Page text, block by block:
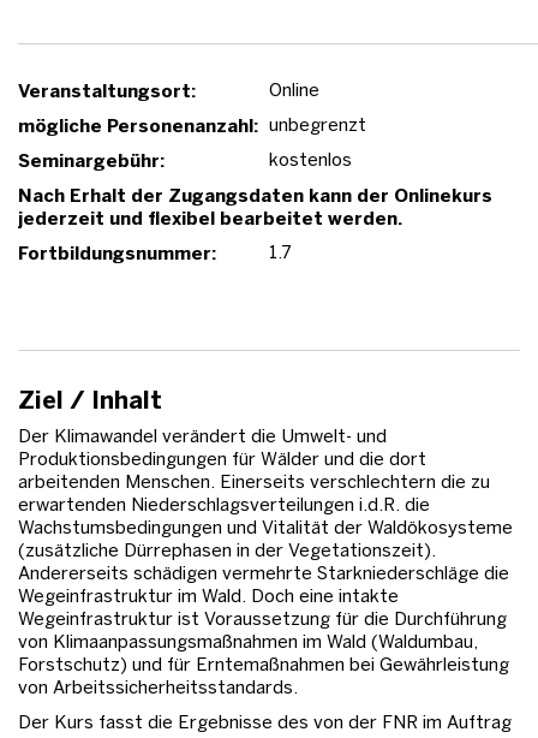
Veranstaltungsort:
Online
mögliche Personenanzahl: unbegrenzt
Seminargebühr:
kostenlos
Nach Erhalt der Zugangsdaten kann der Onlinekurs
jederzeit und flexibel bearbeitet werden.
Fortbildungsnummer:
1.7
Ziel / Inhalt
Der Klimawandel verändert die Umwelt- und
Produktionsbedingungen für Wälder und die dort
arbeitenden Menschen. Einerseits verschlechtern die zu
erwartenden Niederschlagsverteilungen i.d.R. die
Wachstumsbedingungen und Vitalität der Waldökosysteme
(zusätzliche Dürrephasen in der Vegetationszeit).
Andererseits schädigen vermehrte Starkniederschläge die
Wegeinfrastruktur im Wald. Doch eine intakte
Wegeinfrastruktur ist Voraussetzung für die Durchführung
von Klimaanpassungsmaßnahmen im Wald (Waldumbau,
Forstschutz) und für Erntemaßnahmen bei Gewährleistung
von Arbeitssicherheitsstandards.
Der Kurs fasst die Ergebnisse des von der FNR im Auftrag